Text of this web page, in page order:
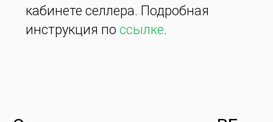
кабинете селлера. Подробная
инструкция по ссылке.